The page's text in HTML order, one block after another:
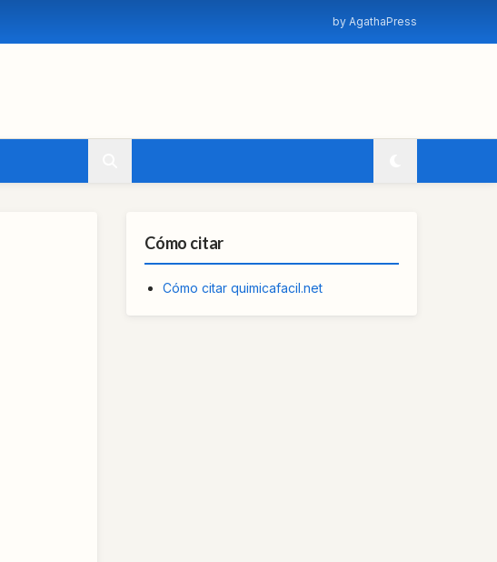
by AgathaPress
Cómo citar
Cómo citar quimicafacil.net